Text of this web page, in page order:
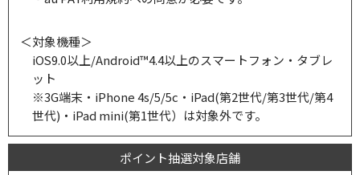
＜対象機種＞
iOS9.0以上/Android™4.4以上のスマートフォン・タブレ
ット
※3G端末・iPhone 4s/5/5c・iPad(第2世代/第3世代/第4
世代)・iPad mini(第1世代）は対象外です。
ポイント抽選対象店舗